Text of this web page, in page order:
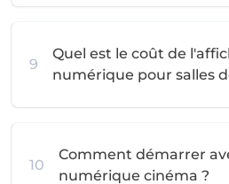
9
Quel est le coût de
numérique pour salles
10
Comment démarrer
numérique cinéma ?